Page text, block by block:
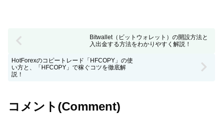
Bitwallet（ビットウォレット）の開設方法と
入出金する方法をわかりやすく解説！
HotForexのコピートレード「HFCOPY」の使
い方と、「HFCOPY」で稼ぐコツを徹底解
説！
コメント(Comment)